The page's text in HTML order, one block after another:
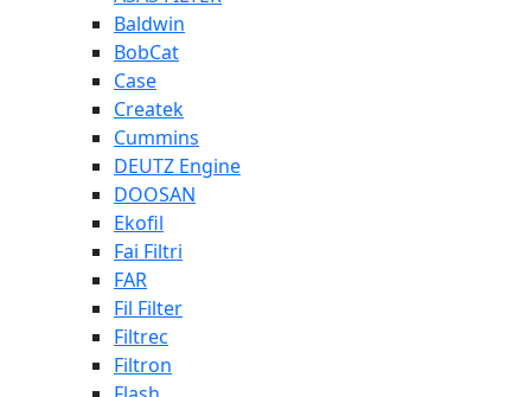
Baldwin
BobCat
Case
Createk
Cummins
DEUTZ Engine
DOOSAN
Ekofil
Fai Filtri
FAR
Fil Filter
Filtrec
Filtron